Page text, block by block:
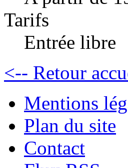
Tarifs
Entrée libre
<-- Retour
Mentions
Plan du site
Contact